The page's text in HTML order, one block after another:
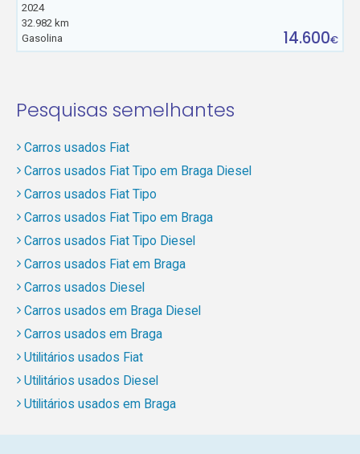
2024
32.982 km
Gasolina
14.600€
Pesquisas semelhantes
Carros usados Fiat
Carros usados Fiat Tipo em Braga Diesel
Carros usados Fiat Tipo
Carros usados Fiat Tipo em Braga
Carros usados Fiat Tipo Diesel
Carros usados Fiat em Braga
Carros usados Diesel
Carros usados em Braga Diesel
Carros usados em Braga
Utilitários usados Fiat
Utilitários usados Diesel
Utilitários usados em Braga